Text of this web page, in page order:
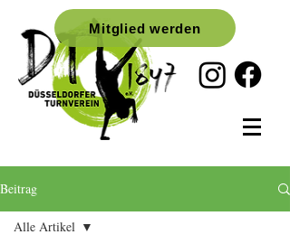
Mitglied werden
Beitrag
Alle Artikel